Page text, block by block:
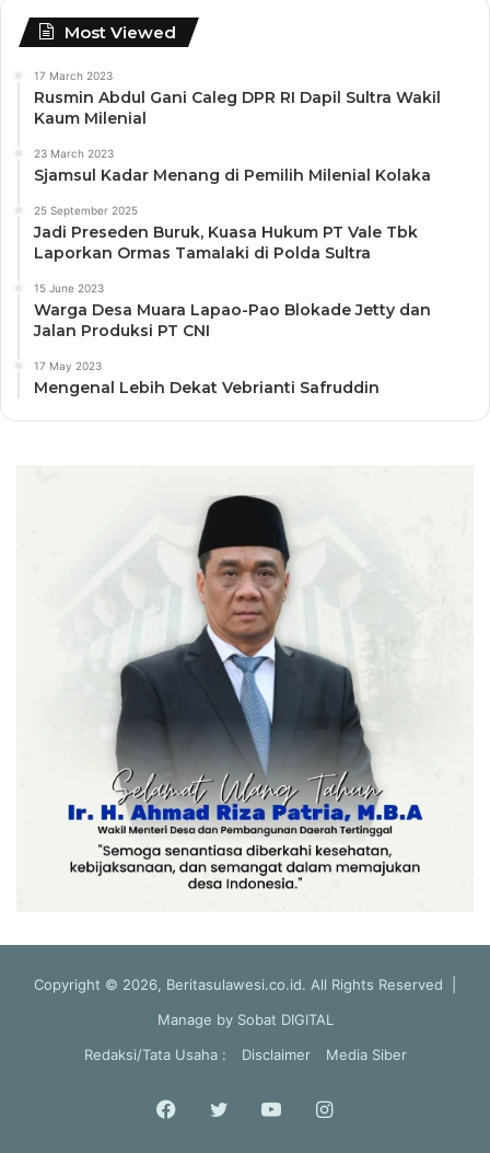
Most Viewed
17 March 2023
Rusmin Abdul Gani Caleg DPR RI Dapil Sultra Wakil
Kaum Milenial
23 March 2023
Sjamsul Kadar Menang di Pemilih Milenial Kolaka
25 September 2025
Jadi Preseden Buruk, Kuasa Hukum PT Vale Tbk
Laporkan Ormas Tamalaki di Polda Sultra
15 June 2023
Warga Desa Muara Lapao-Pao Blokade Jetty dan
Jalan Produksi PT CNI
17 May 2023
Mengenal Lebih Dekat Vebrianti Safruddin
Copyright © 2026, Beritasulawesi.co.id. All Rights Reserved |
Manage by Sobat DIGITAL
Redaksi/Tata Usaha :
Disclaimer Media Siber
Facebook
Twitter YouTubeInstagram